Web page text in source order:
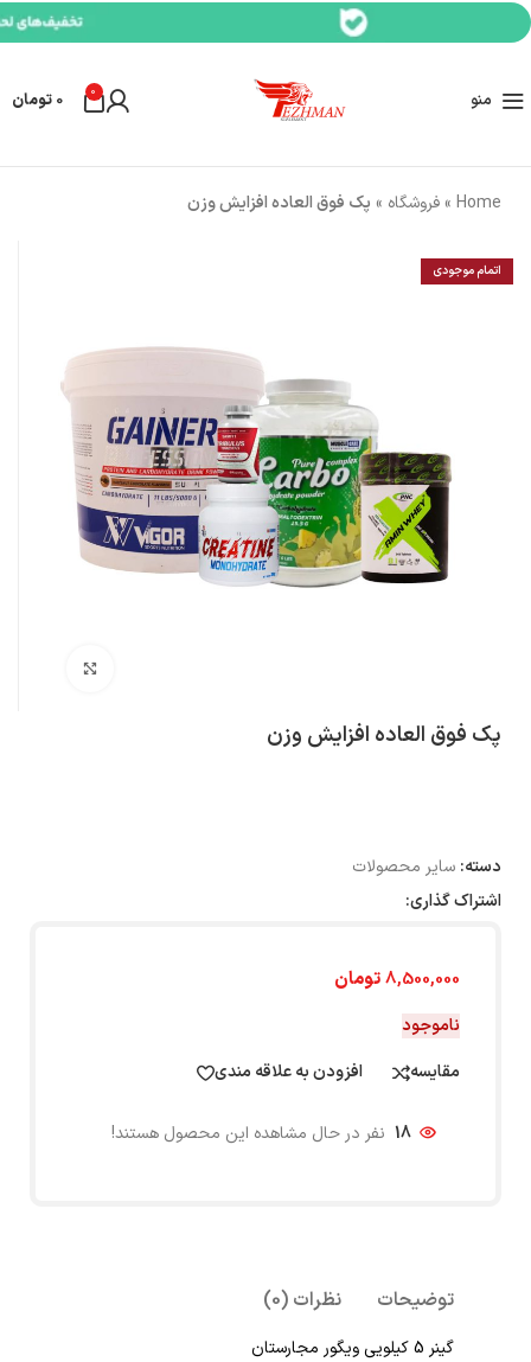
منو 0
0 تومان
Home
»فروشگاه » پک فوق العاده افزایش وزن
اتمام موجودی
بزرگنمایی تصویر
پک فوق العاده افزایش وزن
دسته: سایر محصولات
اشتراک گذاری:
8,500,000تومان
ناموجود
مقایسه
افزودن به علاقه مندی
18 نفر در حال مشاهده این محصول هستند!
توضیحات نظرات (0)
گینر 5 کیلویی ویگور مجارستان